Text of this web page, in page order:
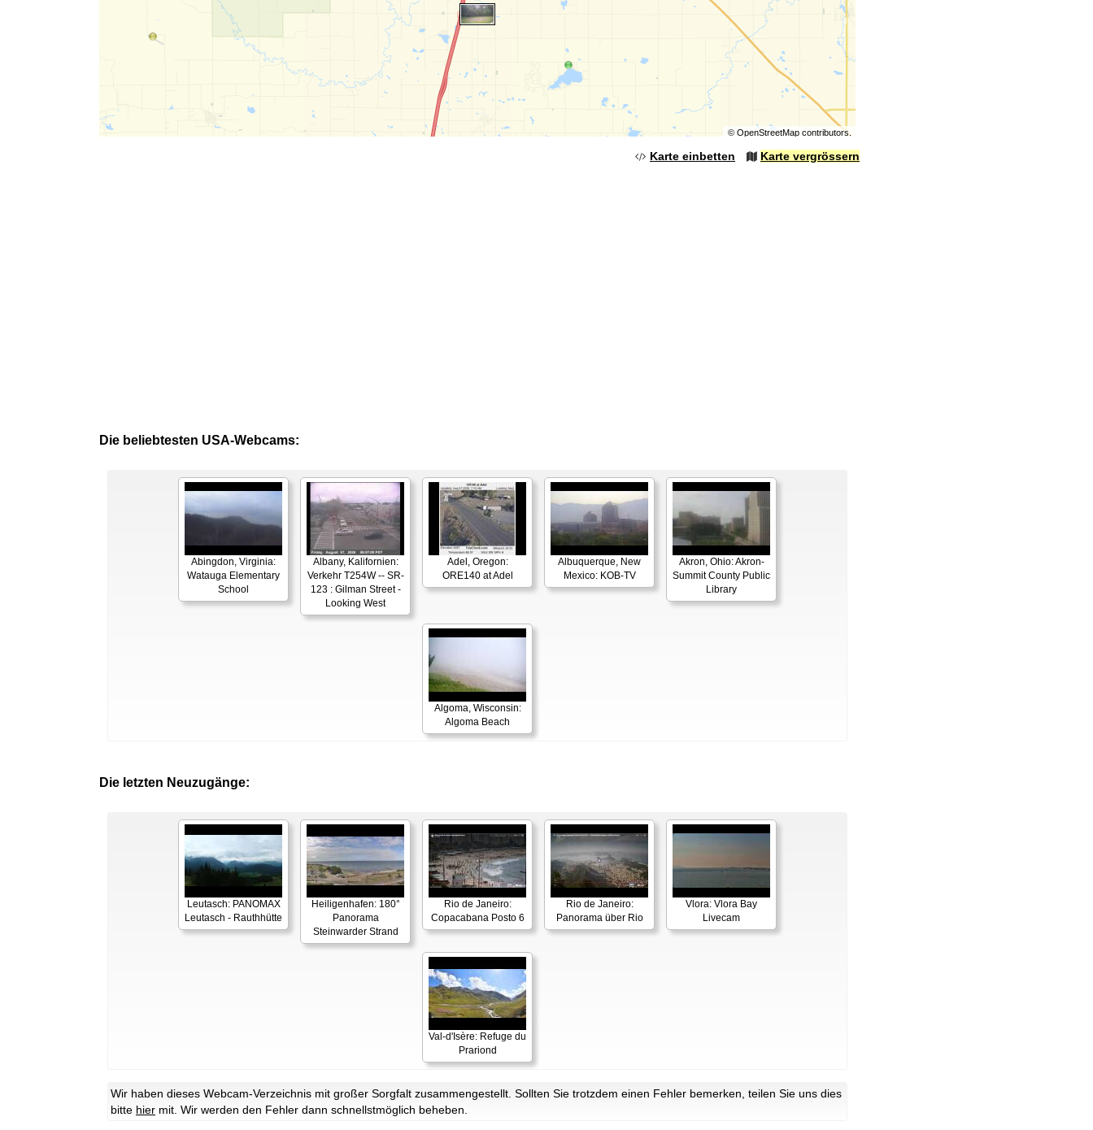
© OpenStreetMapcontributors.
Karte einbetten Karte vergrössern
Die beliebtesten USA-Webcams:
Abingdon, Virginia:
Watauga Elementary
School
Albany, Kalifornien:
Verkehr T254W -- SR-
123 : Gilman Street -
Looking West
Adel, Oregon:
ORE140 at Adel
Albuquerque, New
Mexico: KOB-TV
Akron, Ohio: Akron-
Summit County Public
Library
Algoma, Wisconsin:
Algoma Beach
Die letzten Neuzugänge:
Leutasch: PANOMAX
Leutasch - Rauthhütte
Heiligenhafen: 180°
Panorama
Steinwarder Strand
Rio de Janeiro:
Copacabana Posto 6
Rio de Janeiro:
Panorama über Rio
Vlora: Vlora Bay
Livecam
Val-d'Isère: Refuge du
Prariond
Wir haben dieses Webcam-Verzeichnis mit großer Sorgfalt zusammengestellt. Sollten Sie trotzdem einen Fehler bemerken, teilen Sie uns dies
bitte hier mit. Wir werden den Fehler dann schnellstmöglich beheben.